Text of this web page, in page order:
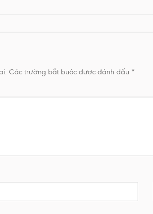
Các trường bắt buộc được đánh dấu *